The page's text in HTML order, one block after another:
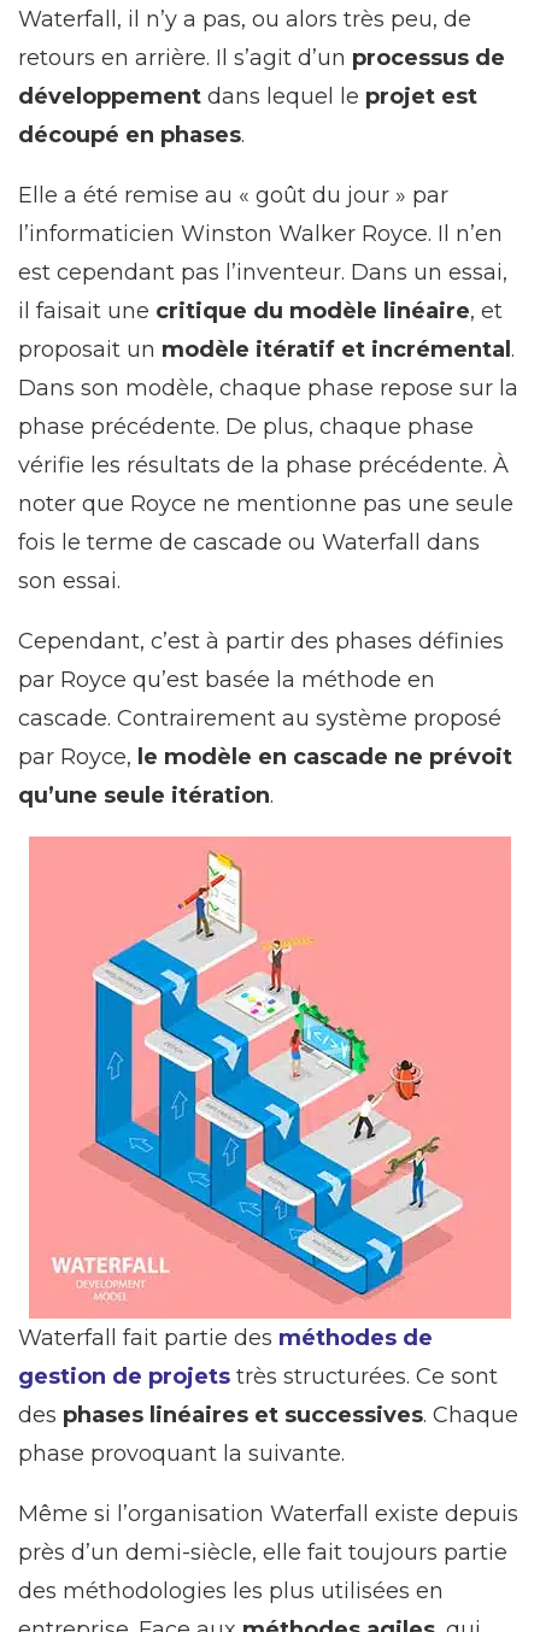
Waterfall, il n’y a pas, ou alors très peu, de
retours en arrière. Il s’agit d’un processus de
développement dans lequel le projet est
découpé en phases.
Elle a été remise au « goût du jour » par
l’informaticien Winston Walker Royce. Il n’en
est cependant pas l’inventeur. Dans un essai,
il faisait une critique du modèle linéaire, et
proposait un modèle itératif et incrémental .
Dans son modèle, chaque phase repose sur la
phase précédente. De plus, chaque phase
vérifie les résultats de la phase précédente. À
noter que Royce ne mentionne pas une seule
fois le terme de cascade ou Waterfall dans
son essai.
Cependant, c’est à partir des phases définies
par Royce qu’est basée la méthode en
cascade. Contrairement au système proposé
par Royce, le modèle en cascade ne prévoit
qu’une seule itération.
Waterfall fait partie des méthodes de
gestion de projets très structurées. Ce sont
des phases linéaires et successives. Chaque
phase provoquant la suivante.
Même si l’organisation Waterfall existe depuis
près d’un demi-siècle, elle fait toujours partie
des méthodologies les plus utilisées en